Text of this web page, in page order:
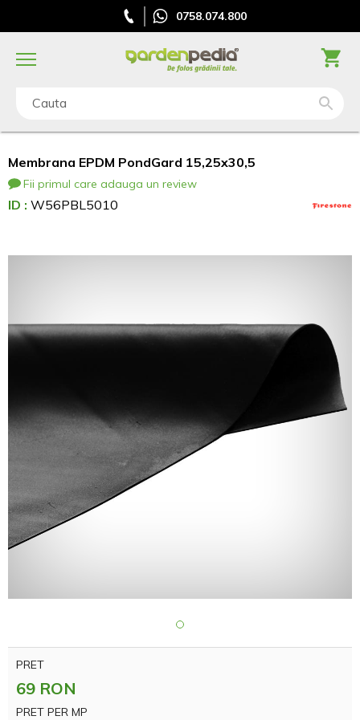
0758.074.800
Cauta
Membrana EPDM PondGard 15,25x30,5
Fii primul care adauga un review
ID : W56PBL5010
PRET
69 RON
PRET PER MP